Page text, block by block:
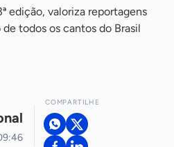
edição, valoriza reportagens
todos os cantos do Brasil
COMPARTILHE